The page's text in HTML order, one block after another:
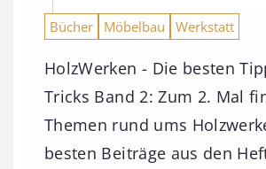
Bücher Möbelbau Werkstatt
HolzWerken - Die besten
Tricks Band 2: Zum 2. Mal
Themen rund ums
besten Beiträge aus den